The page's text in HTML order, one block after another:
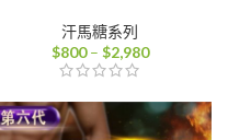
汗馬糖系列
$800 – $2,980價
圍：
$800